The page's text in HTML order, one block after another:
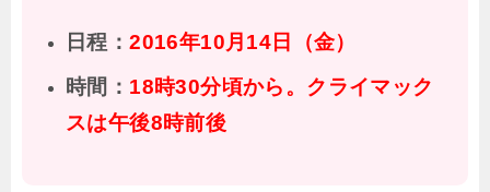
日程：2016年10月14日（金）
時間： 18時30分頃から。クライマック
スは午後8時前後